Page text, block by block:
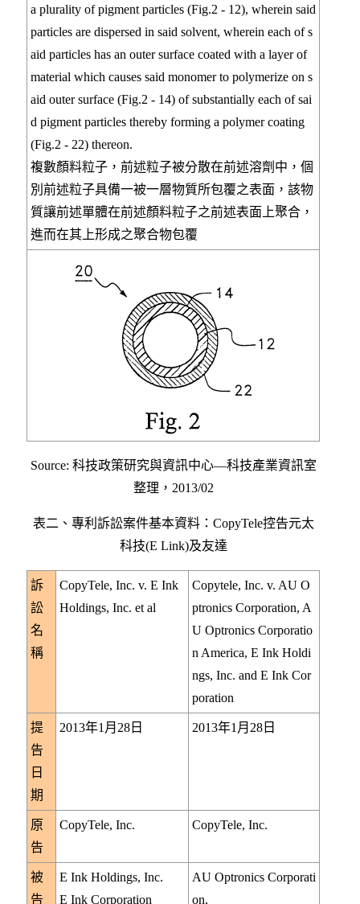
a plurality of pigment particles (Fig.2 - 12), wherein said
particles are dispersed in said solvent, wherein each of s
aid particles has an outer surface coated with a layer of
material which causes said monomer to polymerize on s
aid outer surface (Fig.2 - 14) of substantially each of sai
d pigment particles thereby forming a polymer coating
(Fig.2 - 22) thereon.
複數顏料粒子，前述粒子被分散在前述溶劑中，個
別前述粒子具備一被一層物質所包覆之表面，該物
質讓前述單體在前述顏料粒子之前述表面上聚合，
進而在其上形成之聚合物包覆
Source: 科技政策研究與資訊中心—科技產業資訊室
整理，2013/02
表二、專利訴訟案件基本資料：CopyTele控告元太
科技(E Link)及友達
訴
訟
名
稱
CopyTele, Inc. v. E Ink
Holdings, Inc. et al
Copytele, Inc. v. AU O
ptronics Corporation, A
U Optronics Corporatio
n America, E Ink Holdi
ngs, Inc. and E Ink Cor
poration
提
告
日
期
2013年1月28日 2013年1月28日
原
告
CopyTele, Inc. CopyTele, Inc.
被
告
E Ink Holdings, Inc.
E Ink Corporation
AU Optronics Corporati
on,